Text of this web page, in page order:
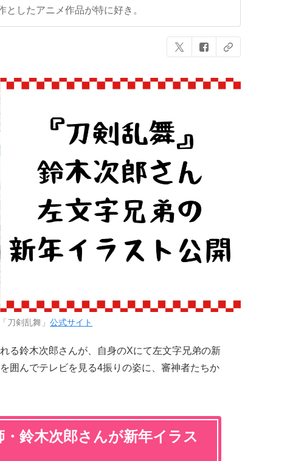
したアニメ作品が特に好き。
刀剣乱舞」 公式サイト
る鈴木次郎さんが、自身のXにて左文字兄弟の新
囲んでテレビを見る4振りの姿に、審神者たちか
鈴木次郎さんが新年イラス